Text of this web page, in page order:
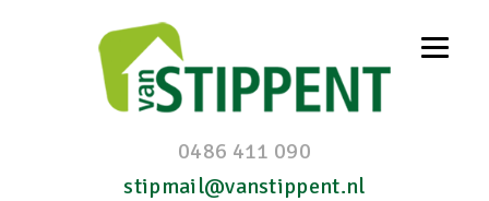
0486 411 090
stipmail@vanstippent.nl